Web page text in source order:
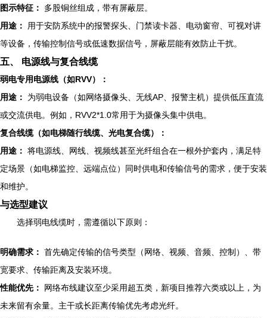
图示特征：
多股铜丝组成，带有屏蔽层。
用途：
用于安防系统中的报警探头、门禁读卡器、电动窗帘、可视对讲
等设备，传输控制信号或低速数据信号，屏蔽层能有效防止干扰。
五、 电源线与复合线缆
弱电专用电源线（如RVV）：
用途：
为弱电设备（如网络摄像头、无线AP、报警主机）提供低压直流
或交流供电。例如，RVV2*1.0常用于为摄像头集中供电。
复合线缆（如电梯随行线缆、光电复合缆）：
用途： 将电源线、网线、视频线甚至光纤组合在一根外护套内，满足特
定场景（如电梯监控、远端点位）同时供电和传输信号的需求，便于安装
和维护。
与选型建议
选择弱电线缆时，需遵循以下原则：
明确需求： 首先确定传输的信号类型（网络、视频、音频、控制）、带
宽要求、传输距离及安装环境。
性能优先：
网络布线建议至少采用超五类，新项目推荐六类或以上，为
未来留有余量。主干或长距离传输优先考虑光纤。